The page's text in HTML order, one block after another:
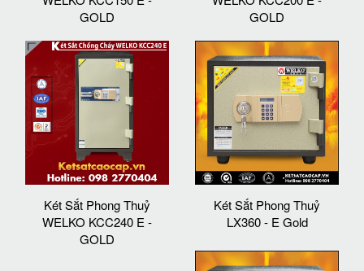
GOLD
GOLD
Két Sắt Phong Thuỷ
WELKO KCC240 E -
GOLD
Két Sắt Phong Thuỷ
LX360 - E Gold